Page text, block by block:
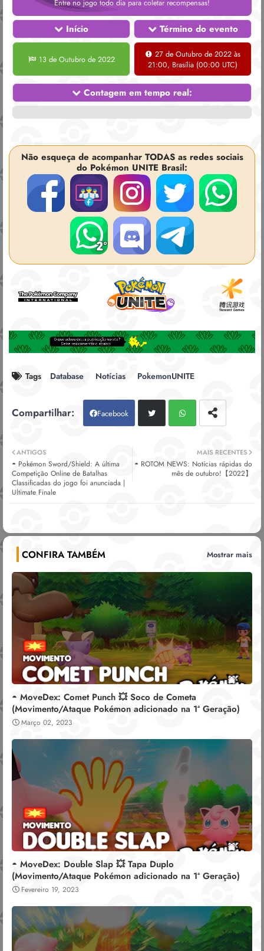
Entre no jogo todo dia para coletar recompensas!
Início Término do evento
13 de Outubro de 2022
27 de Outubro de 2022 às
21:00, Brasília (00:00 UTC)
Contagem em tempo real:
Não esqueça de acompanhar TODAS as redes sociais
do Pokémon UNITE Brasil:
Tags Database Notícias PokemonUNITE
Facebook
er atsa
MAIS RECENTES
◓ ROTOM NEWS: Notícias rápidas do
mês de outubro!【2022】
ANTIGOS
◓ Pokémon Sword/Shield: A última
Competição Online de Batalhas
Classificadas do jogo foi anunciada |
Ultimate Finale
CONFIRA TAMBÉM Mostrar mais
◓ MoveDex: Comet Punch 💥 Soco de Cometa
(Movimento/Ataque Pokémon adicionado na 1ª Geração)
Março 02, 2023
◓ MoveDex: Double Slap 💥 Tapa Duplo
(Movimento/Ataque Pokémon adicionado na 1ª Geração)
Fevereiro 19, 2023